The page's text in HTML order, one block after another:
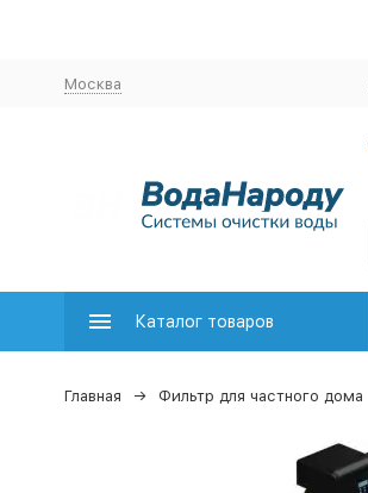
Москва
Каталог товаров
Главная Фильтр для частного дома